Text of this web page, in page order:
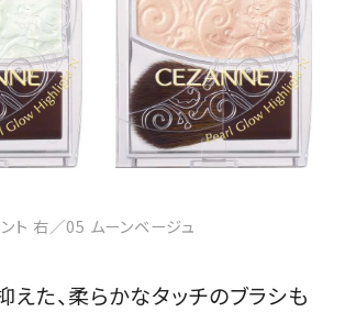
ト 右／05 ムーンベージュ
た、柔らかなタッチのブラシも